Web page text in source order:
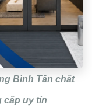
Bình Tân chất
cấp uy tín